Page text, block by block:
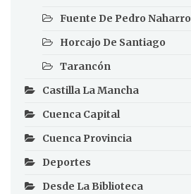
Fuente De Pedro Naharro
Horcajo De Santiago
Tarancón
Castilla La Mancha
Cuenca Capital
Cuenca Provincia
Deportes
Desde La Biblioteca